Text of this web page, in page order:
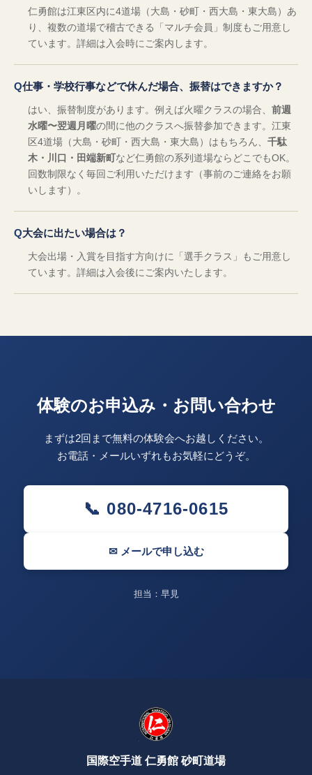
仁勇館は江東区内に4道場（大島・砂町・西大島・東大島）あ
り、複数の道場で稽古できる「マルチ会員」制度もご用意し
ています。詳細は入会時にご案内します。
仕事・学校行事などで休んだ場合、振替はできますか？
はい、振替制度があります。例えば火曜クラスの場合、 前週
水曜〜翌週月曜の間に他のクラスへ振替参加できます。江東
区4道場（大島・砂町・西大島・東大島）はもちろん、 千駄
木・川口・田端新町など仁勇館の系列道場ならどこでもOK。
回数制限なく毎回ご利用いただけます（事前のご連絡をお願
いします）。
大会に出たい場合は？
大会出場・入賞を目指す方向けに「選手クラス」もご用意し
ています。詳細は入会後にご案内いたします。
体験のお申込み・お問い合わせ
まずは2回まで無料の体験会へお越しください。
お電話・メールいずれもお気軽にどうぞ。
📞 080-4716-0615
✉ メールで申し込む
担当：早見
国際空手道 仁勇館 砂町道場